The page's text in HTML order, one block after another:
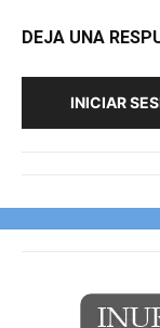
DEJA UNA
INICIAR